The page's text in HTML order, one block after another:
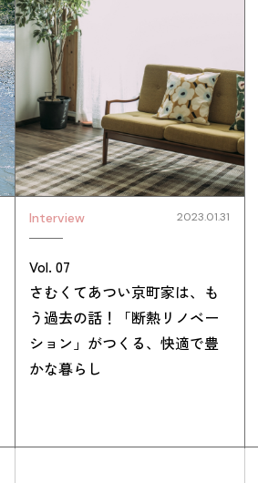
Interview 2023.01.31
Vol. 07
さむくてあつい京町家は、も
う過去の話！「断熱リノベー
ション」がつくる、快適で豊
かな暮らし